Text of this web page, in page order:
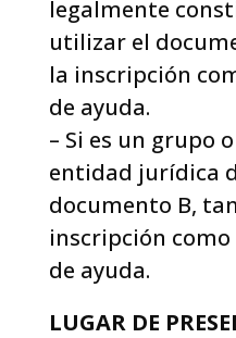
legalmente
utilizar el
la inscripción
de ayuda.
– Si es un grupo
entidad jurídica
documento B,
inscripción
de ayuda.
LUGAR DE